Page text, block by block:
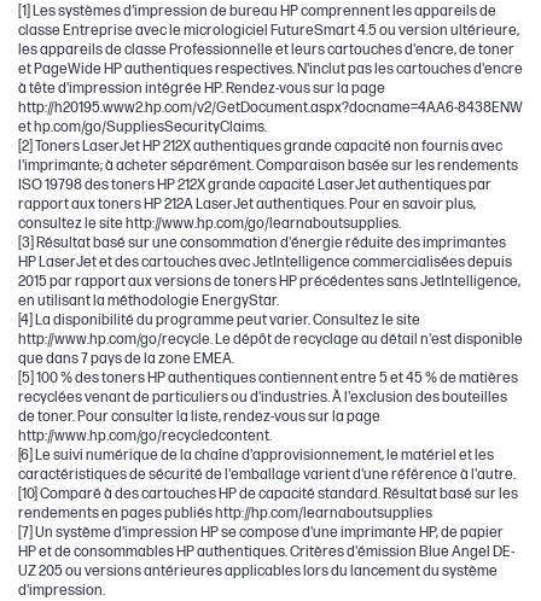
[1] Les systèmes d'impression de bureau HP comprennent les appareils de
classe Entreprise avec le micrologiciel FutureSmart 4.5 ou version ultérieure,
les appareils de classe Professionnelle et leurs cartouches d'encre, de toner
et PageWide HP authentiques respectives. N'inclut pas les cartouches d'encre
à tête d'impression intégrée HP. Rendez-vous sur la page
http://h20195.www2.hp.com/v2/GetDocument.aspx?docname=4AA6-8438ENW
et hp.com/go/SuppliesSecurityClaims.
[2] Toners LaserJet HP 212X authentiques grande capacité non fournis avec
l'imprimante; à acheter séparément. Comparaison basée sur les rendements
ISO 19798 des toners HP 212X grande capacité LaserJet authentiques par
rapport aux toners HP 212A LaserJet authentiques. Pour en savoir plus,
consultez le site http://www.hp.com/go/learnaboutsupplies.
[3] Résultat basé sur une consommation d'énergie réduite des imprimantes
HP LaserJet et des cartouches avec JetIntelligence commercialisées depuis
2015 par rapport aux versions de toners HP précédentes sans JetIntelligence,
en utilisant la méthodologie EnergyStar.
[4] La disponibilité du programme peut varier. Consultez le site
http://www.hp.com/go/recycle. Le dépôt de recyclage au détail n'est disponible
que dans 7 pays de la zone EMEA.
[5] 100 % des toners HP authentiques contiennent entre 5 et 45 % de matières
recyclées venant de particuliers ou d'industries. À l'exclusion des bouteilles
de toner. Pour consulter la liste, rendez-vous sur la page
http://www.hp.com/go/recycledcontent.
[6] Le suivi numérique de la chaîne d'approvisionnement, le matériel et les
caractéristiques de sécurité de l'emballage varient d'une référence à l'autre.
[10] Comparé à des cartouches HP de capacité standard. Résultat basé sur les
rendements en pages publiés http://hp.com/learnaboutsupplies
[7] Un système d'impression HP se compose d'une imprimante HP, de papier
HP et de consommables HP authentiques. Critères d'émission Blue Angel DE-
UZ 205 ou versions antérieures applicables lors du lancement du système
d'impression.